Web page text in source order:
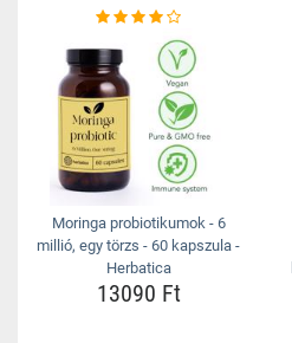
Moringa probiotikumok - 6
millió, egy törzs - 60 kapszula -
Herbatica
13090 Ft